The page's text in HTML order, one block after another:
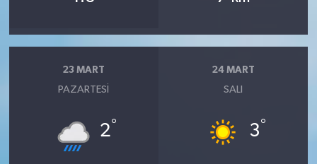
23 MART
PAZARTESI
2°
24 MART
SALI
3°